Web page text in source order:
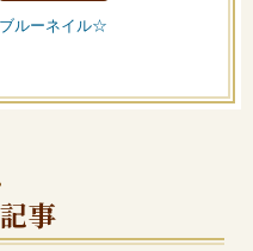
ブルーネイル☆
事